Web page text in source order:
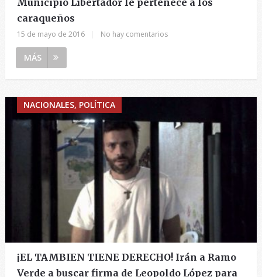
Municipio Libertador le pertenece a los
caraqueños
15 de mayo de 2016 No hay comentarios
MÁS
NACIONALES, POLÍTICA
¡EL TAMBIEN TIENE DERECHO! Irán a Ramo
Verde a buscar firma de Leopoldo López para